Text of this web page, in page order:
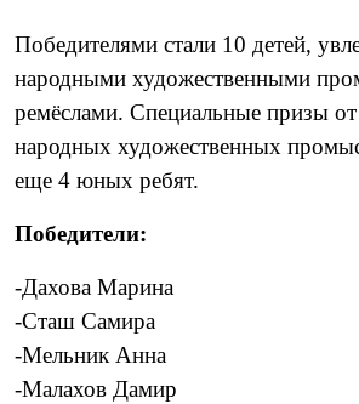
Победителями стали 10 детей,
народными художественными
ремёслами. Специальные призы от
народных художественных
еще 4 юных ребят.
Победители:
-Дахова Марина
-Сташ Самира
-Мельник Анна
-Малахов Дамир